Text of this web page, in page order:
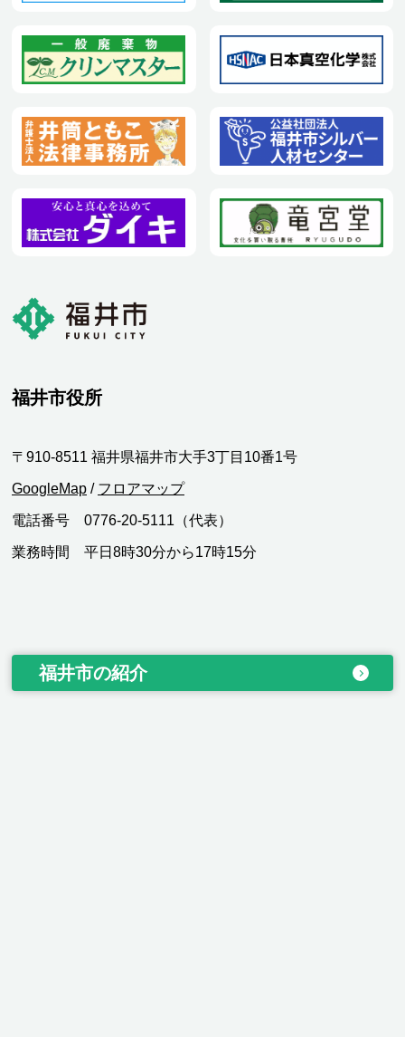
福井市役所
〒910-8511 福井県福井市大手3丁目10番1号
GoogleMap / フロアマップ
電話番号 0776-20-5111（代表）
業務時間 平日8時30分から17時15分
福井市の紹介